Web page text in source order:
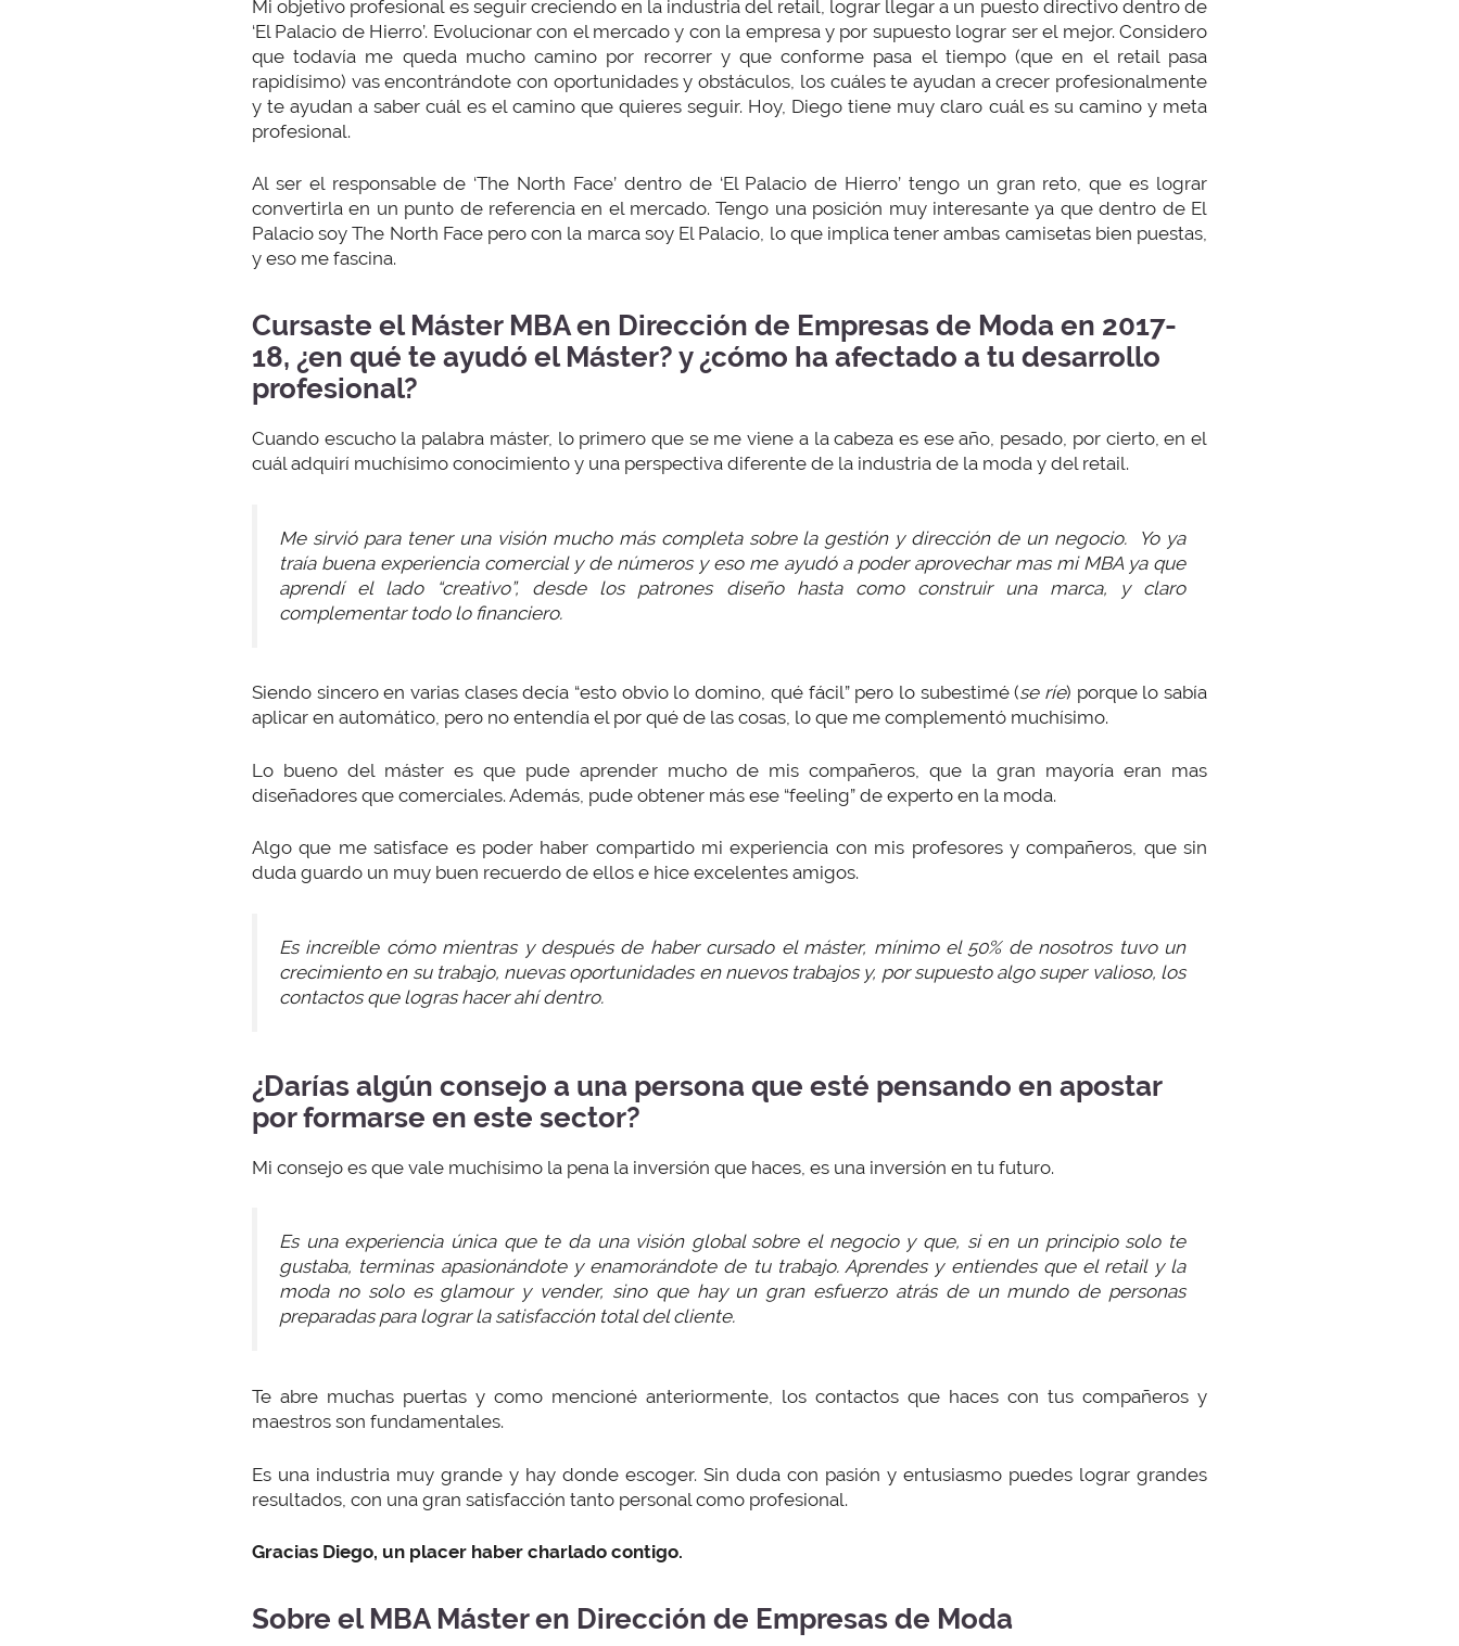
Mi objetivo profesional es seguir creciendo en la industria del retail, lograr llegar a un puesto directivo dentro de
‘El Palacio de Hierro’. Evolucionar con el mercado y con la empresa y por supuesto lograr ser el mejor. Considero
que todavía me queda mucho camino por recorrer y que conforme pasa el tiempo (que en el retail pasa
rapidísimo) vas encontrándote con oportunidades y obstáculos, los cuáles te ayudan a crecer profesionalmente
y te ayudan a saber cuál es el camino que quieres seguir. Hoy, Diego tiene muy claro cuál es su camino y meta
profesional.
Al ser el responsable de ‘The North Face’ dentro de ‘El Palacio de Hierro’ tengo un gran reto, que es lograr
convertirla en un punto de referencia en el mercado. Tengo una posición muy interesante ya que dentro de El
Palacio soy The North Face pero con la marca soy El Palacio, lo que implica tener ambas camisetas bien puestas,
y eso me fascina.
Cursaste el Máster MBA en Dirección de Empresas de Moda en 2017-
18, ¿en qué te ayudó el Máster? y ¿cómo ha afectado a tu desarrollo
profesional?
Cuando escucho la palabra máster, lo primero que se me viene a la cabeza es ese año, pesado, por cierto, en el
cuál adquirí muchísimo conocimiento y una perspectiva diferente de la industria de la moda y del retail.
Me sirvió para tener una visión mucho más completa sobre la gestión y dirección de un negocio. Yo ya
traía buena experiencia comercial y de números y eso me ayudó a poder aprovechar mas mi MBA ya que
aprendí el lado “creativo”, desde los patrones diseño hasta como construir una marca, y claro
complementar todo lo financiero.
Siendo sincero en varias clases decía “esto obvio lo domino, qué fácil” pero lo subestimé (se ríe) porque lo sabía
aplicar en automático, pero no entendía el por qué de las cosas, lo que me complementó muchísimo.
Lo bueno del máster es que pude aprender mucho de mis compañeros, que la gran mayoría eran mas
diseñadores que comerciales. Además, pude obtener más ese “feeling” de experto en la moda.
Algo que me satisface es poder haber compartido mi experiencia con mis profesores y compañeros, que sin
duda guardo un muy buen recuerdo de ellos e hice excelentes amigos.
Es increíble cómo mientras y después de haber cursado el máster, mínimo el 50% de nosotros tuvo un
crecimiento en su trabajo, nuevas oportunidades en nuevos trabajos y, por supuesto algo super valioso, los
contactos que logras hacer ahí dentro.
¿Darías algún consejo a una persona que esté pensando en apostar
por formarse en este sector?
Mi consejo es que vale muchísimo la pena la inversión que haces, es una inversión en tu futuro.
Es una experiencia única que te da una visión global sobre el negocio y que, si en un principio solo te
gustaba, terminas apasionándote y enamorándote de tu trabajo. Aprendes y entiendes que el retail y la
moda no solo es glamour y vender, sino que hay un gran esfuerzo atrás de un mundo de personas
preparadas para lograr la satisfacción total del cliente.
Te abre muchas puertas y como mencioné anteriormente, los contactos que haces con tus compañeros y
maestros son fundamentales.
Es una industria muy grande y hay donde escoger. Sin duda con pasión y entusiasmo puedes lograr grandes
resultados, con una gran satisfacción tanto personal como profesional.
Gracias Diego, un placer haber charlado contigo.
Sobre el MBA Máster en Dirección de Empresas de Moda